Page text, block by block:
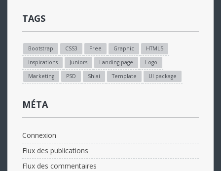
TAGS
Bootstrap CSS3 Free Graphic
HTML5
Inspirations
Juniors Landing page
Logo
Marketing
PSD Shiai Template UI package
MÉTA
Connexion
Flux des publications
Flux des commentaires